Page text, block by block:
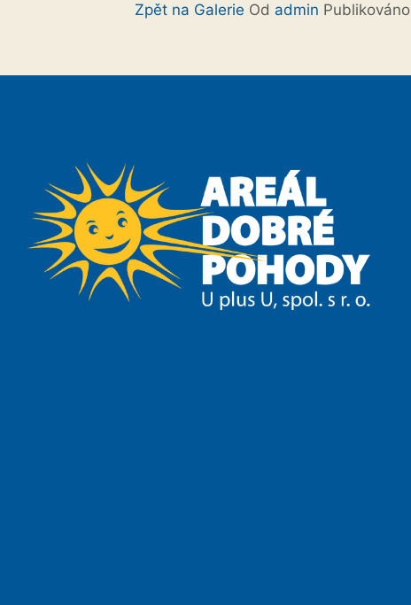
Zpět na Galerie Od admin Publikováno